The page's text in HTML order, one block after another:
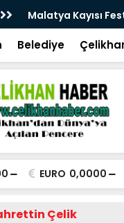
Vesayetten
Belediye
EURO 0,0000
Çelik